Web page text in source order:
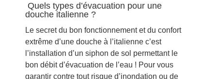
Quels types d’évacuation pour une
douche italienne ?
Le secret du bon fonctionnement et du confort
extrême d’une douche à l’italienne c’est
l’installation d’un siphon de sol permettant le
bon débit d’évacuation de l’eau ! Pour vous
garantir contre tout risque d’inondation ou de